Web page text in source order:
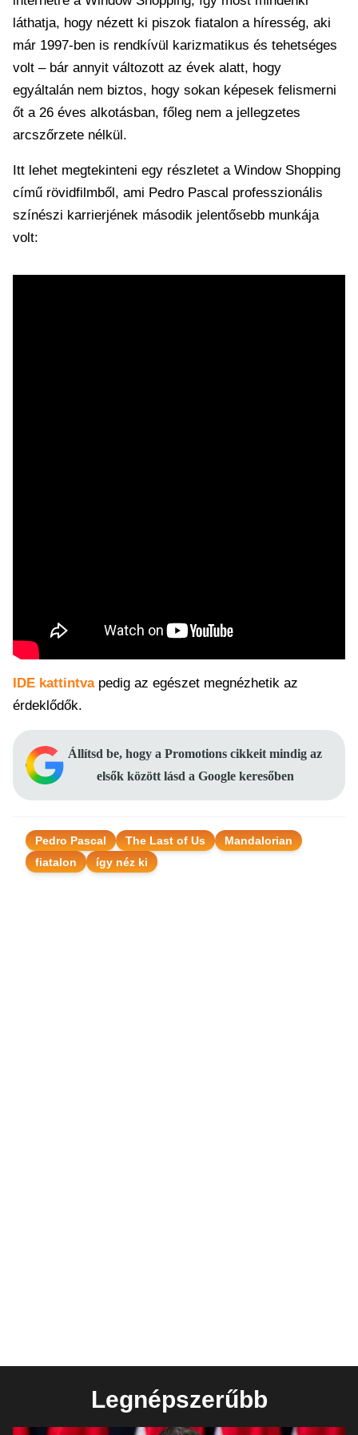
láthatja, hogy nézett ki piszok fiatalon a híresség, aki
már 1997-ben is rendkívül karizmatikus és tehetséges
volt – bár annyit változott az évek alatt, hogy
egyáltalán nem biztos, hogy sokan képesek felismerni
őt a 26 éves alkotásban, főleg nem a jellegzetes
arcszőrzete nélkül.
Itt lehet megtekinteni egy részletet a Window Shopping
című rövidfilmből, ami Pedro Pascal professzionális
színészi karrierjének második jelentősebb munkája
volt:
IDE kattintvapedig az egészet megnézhetik az
érdeklődők.
Állítsd be, hogy a Promotions cikkeit mindig az
elsők között lásd a Google keresőben
Pedro Pascal The Last of Us
Mandalorian
fiatalon
így néz ki
Legnépszerűbb